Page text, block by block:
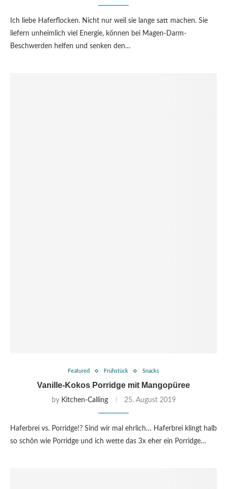
Ich liebe Haferflocken. Nicht nur weil sie lange satt machen. Sie
liefern unheimlich viel Energie, können bei Magen-Darm-
Beschwerden helfen und senken den…
Featured Frühstück Snacks
Vanille-Kokos Porridge mit Mangopüree
by Kitchen-Calling 25. August 2019
Haferbrei vs. Porridge!? Sind wir mal ehrlich… Haferbrei klingt halb
so schön wie Porridge und ich wette das 3x eher ein Porridge…